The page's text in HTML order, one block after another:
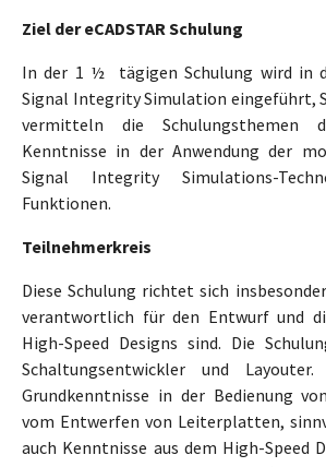
Ziel der eCADSTAR Schulung
In der 1 ½ tägigen Schulung wird in
Signal Integrity Simulation eingeführt,
vermitteln die Schulungsthemen
Kenntnisse in der Anwendung der
Signal Integrity Simulations-
Funktionen.
Teilnehmerkreis
Diese Schulung richtet sich
verantwortlich für den Entwurf und
High-Speed Designs sind. Die
Schaltungsentwickler und
Grundkenntnisse in der Bedienung
vom Entwerfen von Leiterplatten,
auch Kenntnisse aus dem High-Speed